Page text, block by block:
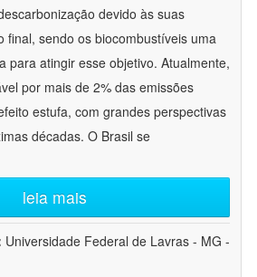
devido às suas
final, sendo os biocombustíveis uma
para atingir esse objetivo. Atualmente,
por mais de 2% das emissões
estufa, com grandes perspectivas
décadas. O Brasil se
leia mais
Universidade Federal de Lavras - MG -